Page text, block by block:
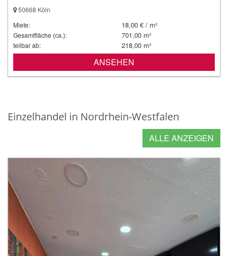
50668 Köln
Miete:
18,00 € / m²
Gesamtfläche (ca.): 701,00 m²
teilbar ab: 218,00 m²
ANSEHEN
Einzelhandel in Nordrhein-Westfalen
ALLE ANZEIGEN